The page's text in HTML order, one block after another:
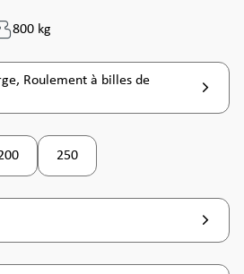
800 kg
Roulement à billes de
(Cette option n'est pas disponible pour le
250
(Cette option n'est pas disponible